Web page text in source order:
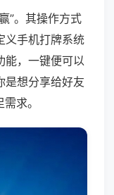
”。其操作方式
义手机打牌系统
能，一键便可以
是想分享给好友
求。